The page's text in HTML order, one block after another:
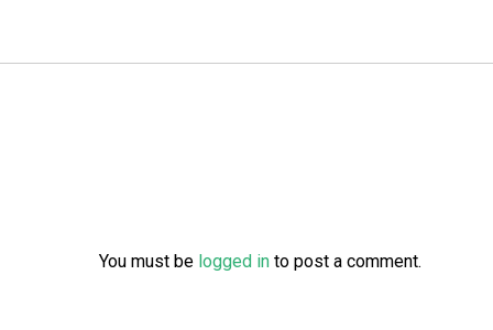
You must be logged in to post a comment.